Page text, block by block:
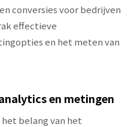
conversies voor bedrijven
effectieve
en het meten van
en metingen
belang van het